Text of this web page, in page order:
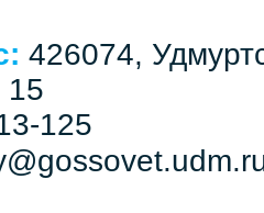
426074,
15
125